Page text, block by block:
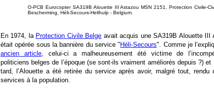
O-PCB Eurocopter SA319B Alouette III Astazou MSN 2151, Protection Civile-
Bescherming, Héli-Secours-Helihulp - Belgium.
En 1974, la Protection Civile Belge avait acquis une SA319B Alouette III
était opérée sous la bannière du service "Héli-Secours". Comme je
ancien article, celui-ci a malheureusement été victime de
politiciens belges de l’époque (se sont-ils vraiment améliorés depuis ?) et
tard, l’Alouette a été retirée du service après avoir, malgré tout, rendu
services à la population.